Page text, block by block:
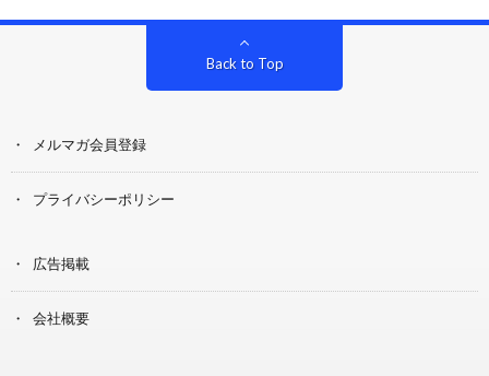
Back to Top
メルマガ会員登録
プライバシーポリシー
広告掲載
会社概要